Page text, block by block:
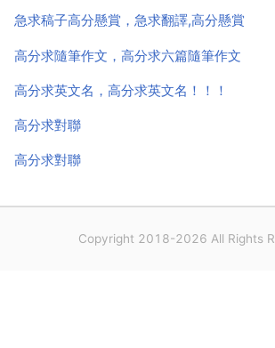
急求稿子高分懸賞，急求翻譯,高分懸賞
高分求隨筆作文，高分求六篇隨筆作文
高分求英文名，高分求英文名！！！
高分求對聯
高分求對聯
Copyright 2018-2026 All Rights